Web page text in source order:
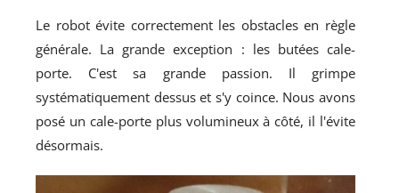
Le robot évite correctement les obstacles en règle
générale. La grande exception : les butées cale-
porte. C'est sa grande passion. Il grimpe
systématiquement dessus et s'y coince. Nous avons
posé un cale-porte plus volumineux à côté, il l'évite
désormais.